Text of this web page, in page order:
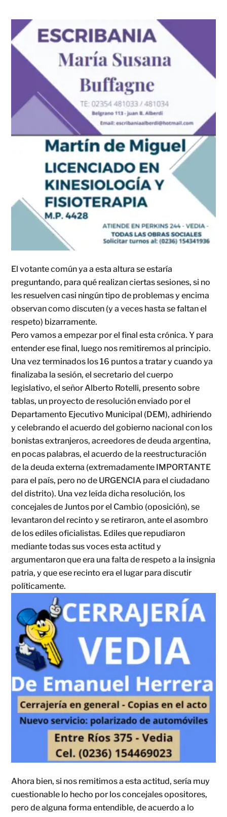
El votante común ya a esta altura se estaría
preguntando, para qué realizan ciertas sesiones, si no
les resuelven casi ningún tipo de problemas y encima
observan como discuten (y a veces hasta se faltan el
respeto) bizarramente.
Pero vamos a empezar por el final esta crónica. Y para
entender ese final, luego nos remitiremos al principio.
Una vez terminados los 16 puntos a tratar y cuando ya
finalizaba la sesión, el secretario del cuerpo
legislativo, el señor Alberto Rotelli, presento sobre
tablas, un proyecto de resolución enviado por el
Departamento Ejecutivo Municipal (DEM), adhiriendo
y celebrando el acuerdo del gobierno nacional con los
bonistas extranjeros, acreedores de deuda argentina,
en pocas palabras, el acuerdo de la reestructuración
de la deuda externa (extremadamente IMPORTANTE
para el país, pero no de URGENCIA para el ciudadano
del distrito). Una vez leída dicha resolución, los
concejales de Juntos por el Cambio (oposición), se
levantaron del recinto y se retiraron, ante el asombro
de los ediles oficialistas. Ediles que repudiaron
mediante todas sus voces esta actitud y
argumentaron que era una falta de respeto a la insignia
patria, y que ese recinto era el lugar para discutir
políticamente.
Ahora bien, si nos remitimos a esta actitud, sería muy
cuestionable lo hecho por los concejales opositores,
pero de alguna forma entendible, de acuerdo a lo